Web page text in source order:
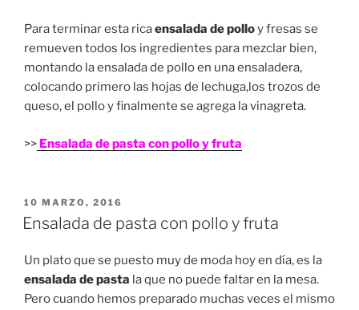
Para terminar esta ricaensalada de polloy fresas se
remueven todos los ingredientes para mezclar bien,
montando la ensalada de pollo en una ensaladera,
colocando primero las hojas de lechuga,los trozos de
queso, el pollo y finalmente se agrega la vinagreta.
>> Ensalada de pasta con pollo y fruta
PUBLICADO
EN
10 MARZO, 2016
Ensalada de pasta con pollo y fruta
Un plato que se puesto muy de moda hoy en día, es la
ensalada de pasta la que no puede faltar en la mesa.
Pero cuando hemos preparado muchas veces el mismo